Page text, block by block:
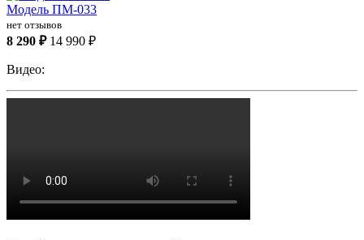
Модель ПМ-033
нет отзывов
8 290 ₽ 14 990 ₽
Видео: